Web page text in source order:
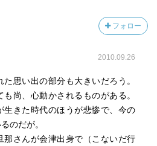
フォロー
2010.09.26
思い出の部分も大きいだろう。
尚、心動かされるものがある。
生きた時代のほうが悲惨で、今の
のだが。
那さんが会津出身で（こないだ行